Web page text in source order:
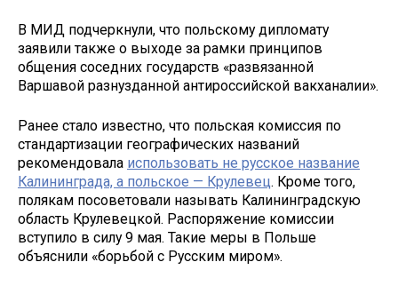
В МИД подчеркнули, что польскому дипломату
заявили также о выходе за рамки принципов
общения соседних государств «развязанной
Варшавой разнузданной антироссийской вакханалии».
Ранее стало известно, что польская комиссия по
стандартизации географических названий
рекомендовала использовать не русское название
Калининграда, а польское — Крулевец. Кроме того,
полякам посоветовали называть Калининградскую
область Крулевецкой. Распоряжение комиссии
вступило в силу 9 мая. Такие меры в Польше
объяснили «борьбой с Русским миром».